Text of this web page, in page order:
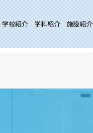
学校紹介 学科紹介 施設紹介